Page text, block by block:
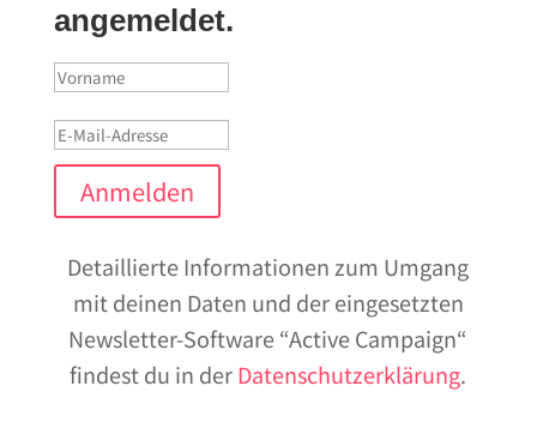
angemeldet.
Anmelden
Detaillierte Informationen zum Umgang
mit deinen Daten und der eingesetzten
Newsletter-Software “Active Campaign“
findest du in derDatenschutzerklärung.